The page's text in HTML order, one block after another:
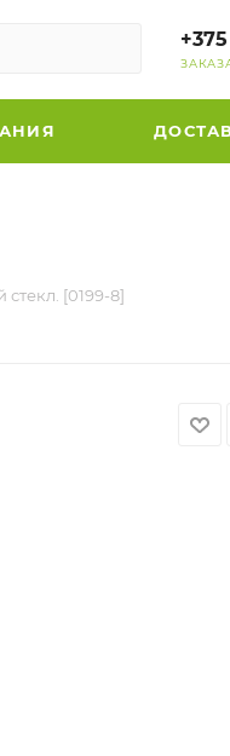
[0199-8]